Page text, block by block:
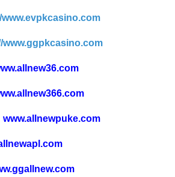
www.evpkcasino.com
www.ggpkcasino.com
www.allnewpuke.com